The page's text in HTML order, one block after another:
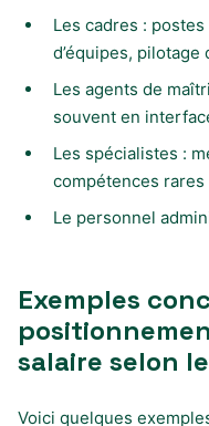
Les cadres :
d’équipes,
Les agents de
souvent en
Les spécialistes :
compétences rares
Le personnel
Exemples
salaire selon
Voici quelques